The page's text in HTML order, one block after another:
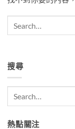
搜尋
熱點關注